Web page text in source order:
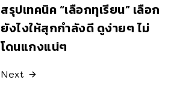
สรุปเทคนิค “เลือกทุเรียน” เลือก
ยังไงให้สุกกำลังดี ดูง่ายๆ ไม่
โดนแกงแน่ๆ
Next